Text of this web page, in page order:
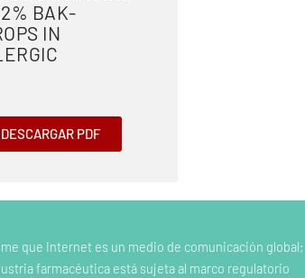
BAK-
IN
DESCARGAR PDF
que Internet es un medio de comunicación global;
farmacéutica está sujeta al marco regulatorio